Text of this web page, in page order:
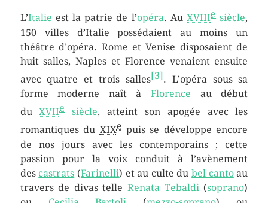
L’Italie est la patrie de l’opéra. AuXVIIIesiècle,
150 villes d’Italie possédaient au moins un
théâtre d’opéra. Rome et Venise disposaient de
huit salles, Naples et Florence venaient ensuite
avec quatre et trois salles[3]. L’opéra sous sa
forme moderne naît àFlorence au début
duXVIIesiècle, atteint son apogée avec les
romantiques du XIXe puis se développe encore
de nos jours avec les contemporains ; cette
passion pour la voix conduit à l’avènement
des castrats (Farinelli) et au culte dubel cantoau
travers de divas telleRenata Tebaldi (soprano)